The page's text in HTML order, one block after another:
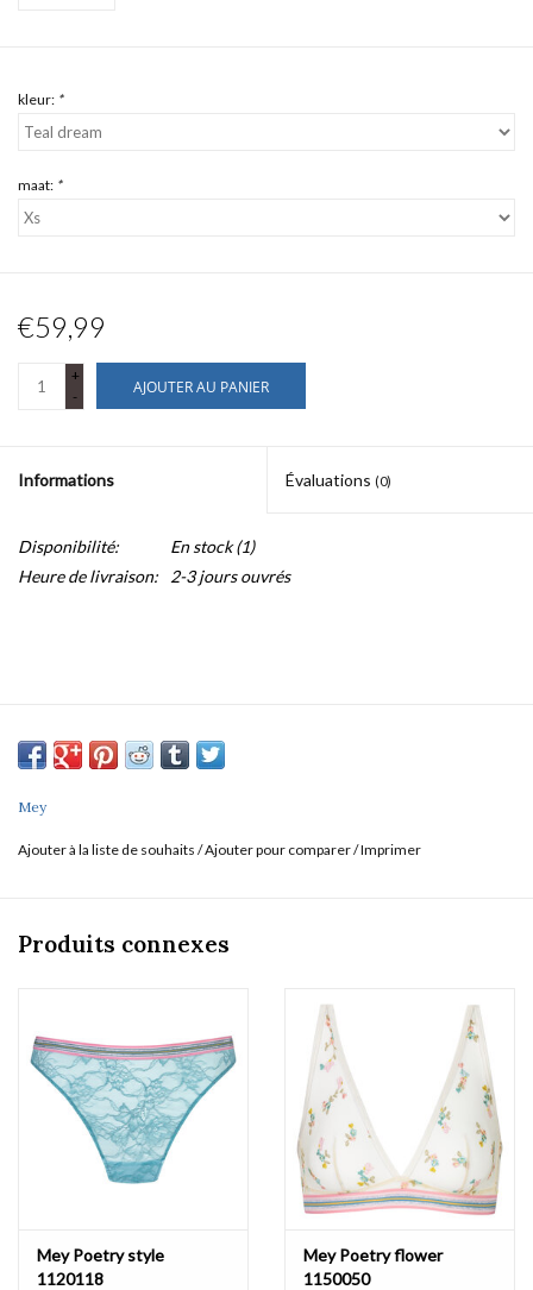
kleur: *
maat: *
€59,99
+
-
AJOUTER AU PANIER
Informations Évaluations (0)
Disponibilité: En stock(1)
Heure de livraison: 2-3 jours ouvrés
Mey
Ajouter à la liste de souhaits /Ajouter pour comparer/Imprimer
Produits connexes
Mey Poetry style
1120118
Mey Poetry flower
1150050